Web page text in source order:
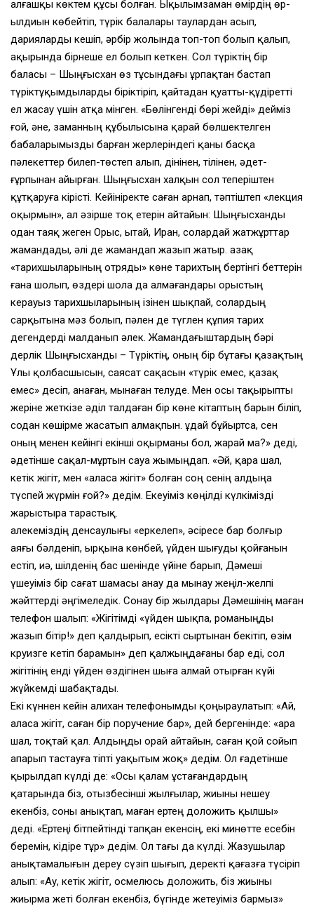
алғашқы көктем құсы болған. Ықылымзаман өмірдің өр-
ылдиын көбейтіп, түрік балалары таулардан асып,
дарияларды кешіп, әрбір жолында топ-топ болып қалып,
ақырында бірнеше ел болып кеткен. Сол түріктің бір
баласы – Шыңғысхан өз тұсындағы ұрпақтан бастап
түріктұқымдыларды біріктіріп, қайтадан қуатты-құдіретті
ел жасау үшін атқа мінген. «Бөлінгенді бөрі жейді» дейміз
ғой, әне, заманның құбылысына қарай бөлшектелген
бабаларымызды барған жерлеріндегі қаны басқа
пәлекеттер билеп-төстеп алып, дінінен, тілінен, әдет-
ғұрпынан айырған. Шыңғысхан халқын сол теперіштен
құтқаруға кірісті. Кейініректе саған арнап, тәптіштеп «лекция
оқырмын», ал әзірше тоқ етерін айтайын: Шыңғысханды
одан таяқ жеген Орыс, Қытай, Иран, солардай жатжұрттар
жамандады, әлі де жамандап жазып жатыр. Қазақ
«тарихшыларының отряды» көне тарихтың бертінгі беттерін
ғана шолып, өздері шола да алмағандары орыстың
керауыз тарихшыларының ізінен шықпай, солардың
сарқытына мәз болып, пәлен де түглен құпия тарих
дегендерді малданып әлек. Жамандағыштардың бәрі
дерлік Шыңғысханды – Түріктің, оның бір бұтағы қазақтың
Ұлы қолбасшысын, саясат сақасын «түрік емес, қазақ
емес» десіп, анаған, мынаған телуде. Мен осы тақырыпты
жеріне жеткізе әділ талдаған бір көне кітаптың барын біліп,
содан көшірме жасатып алмақпын. Құдай бұйыртса, сен
оның менен кейінгі екінші оқырманы бол, жарай ма?» деді,
әдетінше сақал-мұртын сауа жымыңдап. «Әй, қара шал,
кетік жігіт, мен «аласа жігіт» болған соң сенің алдыңа
түспей жүрмін ғой?» дедім. Екеуіміз көңілді күлкімізді
жарыстыра тарастық.
Қалекеміздің денсаулығы «еркелеп», әсіресе бар болғыр
аяғы бәлденіп, ырқына көнбей, үйден шығуды қойғанын
естіп, иә, шілденің бас шенінде үйіне барып, Дәмеші
үшеуіміз бір сағат шамасы анау да мынау жеңіл-желпі
жәйттерді әңгімеледік. Сонау бір жылдары Дәмешінің маған
телефон шалып: «Жігітімді «үйден шықпа, романыңды
жазып бітір!» деп қалдырып, есікті сыртынан бекітіп, өзім
круизге кетіп барамын» деп қалжыңдағаны бар еді, сол
жігітінің енді үйден өздігінен шыға алмай отырған күйі
жүйкемді шабақтады.
Екі күннен кейін Қалихан телефонымды қоңыраулатып: «Ай,
аласа жігіт, саған бір поручение бар», дей бергенінде: «Қара
шал, тоқтай қал. Алдыңды орай айтайын, саған қой сойып
апарып тастауға тіпті уақытым жоқ» дедім. Ол ғадетінше
қырылдап күлді де: «Осы қалам ұстағандардың
қатарында біз, отызбесінші жылғылар, жиыны нешеу
екенбіз, соны анықтап, маған ертең доложить қылшы»
деді. «Ертеңі бітпейтінді тапқан екенсің, екі минөтте есебін
беремін, кідіре тұр» дедім. Ол тағы да күлді. Жазушылар
анықтамалығын дереу сүзіп шығып, деректі қағазға түсіріп
алып: «Ау, кетік жігіт, осмелюсь доложить, біз жиыны
жиырма жеті болған екенбіз, бүгінде жетеуіміз бармыз»